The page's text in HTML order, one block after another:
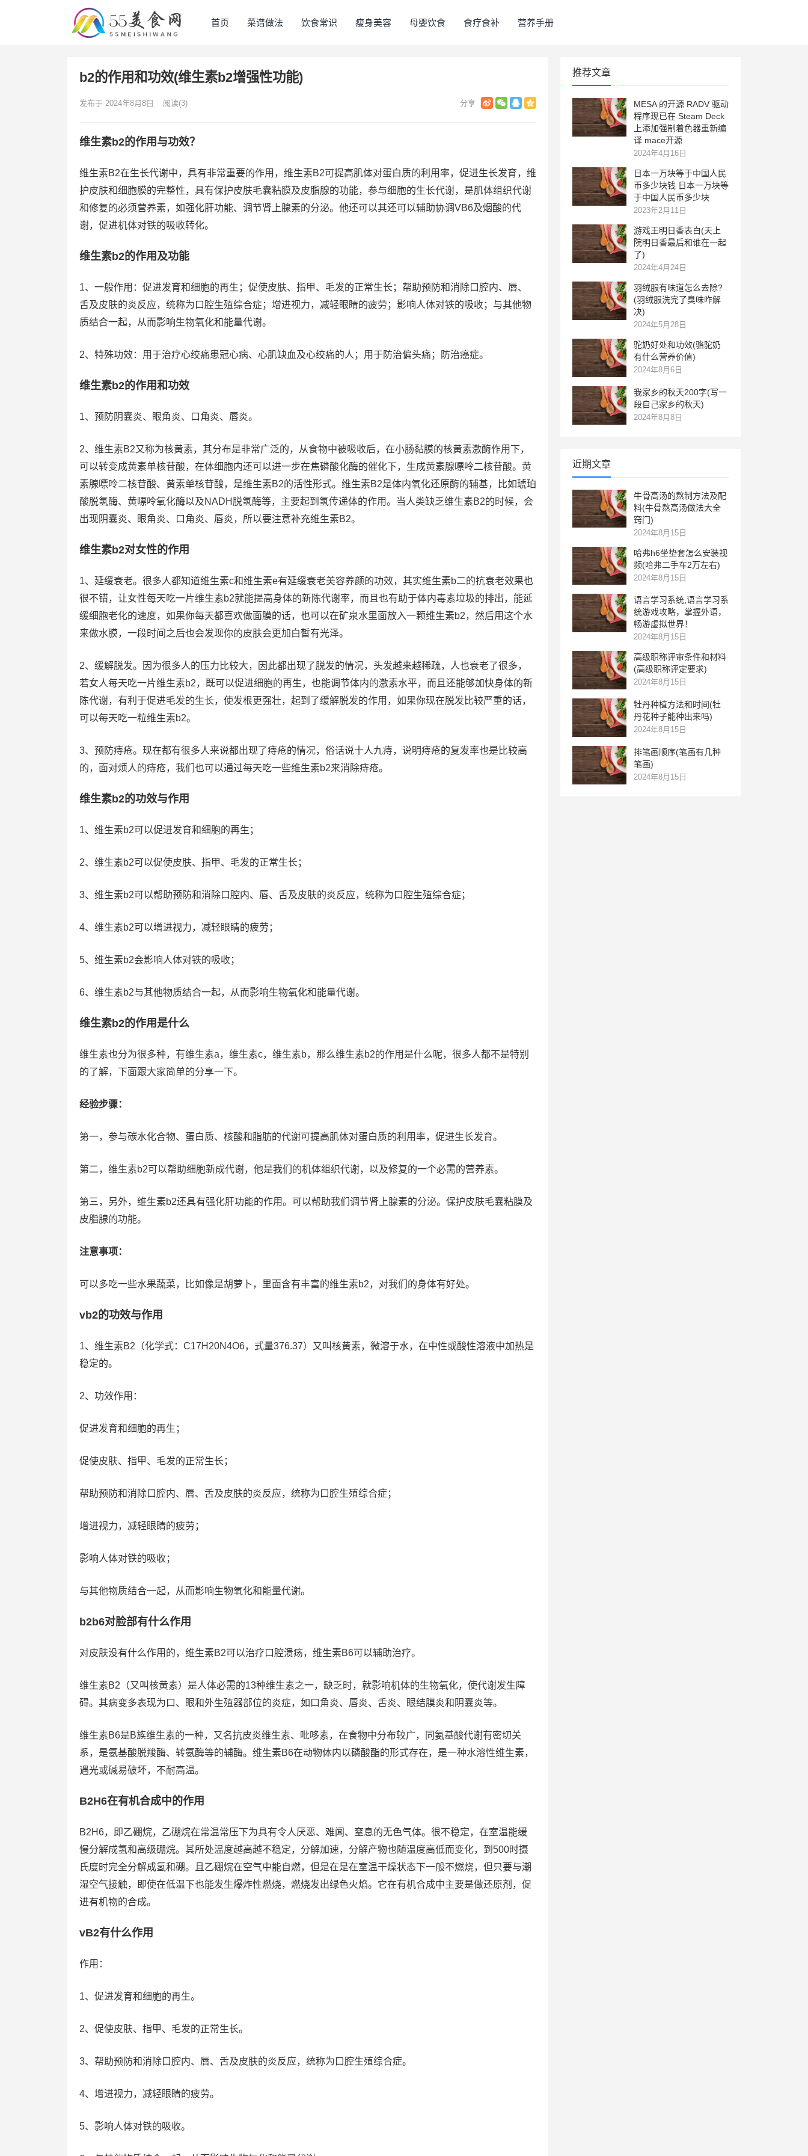
首页 菜谱做法 饮食常识 瘦身美容 母婴饮食 食疗食补 营养手册
b2的作用和功效(维生素b2增强性功能)
发布于 2024年8月8日 阅读(3)
维生素b2的作用与功效？
维生素B2在生长代谢中，具有非常重要的作用，维生素B2可提高肌体对蛋白质的利用率，促进生长发育，维
护皮肤和细胞膜的完整性，具有保护皮肤毛囊粘膜及皮脂腺的功能，参与细胞的生长代谢，是肌体组织代谢
和修复的必须营养素，如强化肝功能、调节肾上腺素的分泌。他还可以其还可以辅助协调VB6及烟酸的代
谢，促进机体对铁的吸收转化。
维生素b2的作用及功能
1、一般作用：促进发育和细胞的再生；促使皮肤、指甲、毛发的正常生长；帮助预防和消除口腔内、唇、
舌及皮肤的炎反应，统称为口腔生殖综合症；增进视力，减轻眼睛的疲劳；影响人体对铁的吸收；与其他物
质结合一起，从而影响生物氧化和能量代谢。
2、特殊功效：用于治疗心绞痛患冠心病、心肌缺血及心绞痛的人；用于防治偏头痛；防治癌症。
维生素b2的作用和功效
1、预防阴囊炎、眼角炎、口角炎、唇炎。
2、维生素B2又称为核黄素，其分布是非常广泛的，从食物中被吸收后，在小肠黏膜的核黄素激酶作用下，
可以转变成黄素单核苷酸，在体细胞内还可以进一步在焦磷酸化酶的催化下，生成黄素腺嘌呤二核苷酸。黄
素腺嘌呤二核苷酸、黄素单核苷酸，是维生素B2的活性形式。维生素B2是体内氧化还原酶的辅基，比如琥珀
酸脱氢酶、黄嘌呤氧化酶以及NADH脱氢酶等，主要起到氢传递体的作用。当人类缺乏维生素B2的时候，会
出现阴囊炎、眼角炎、口角炎、唇炎，所以要注意补充维生素B2。
维生素b2对女性的作用
1、延缓衰老。很多人都知道维生素c和维生素e有延缓衰老美容养颜的功效，其实维生素b二的抗衰老效果也
很不错，让女性每天吃一片维生素b2就能提高身体的新陈代谢率，而且也有助于体内毒素垃圾的排出，能延
缓细胞老化的速度，如果你每天都喜欢做面膜的话，也可以在矿泉水里面放入一颗维生素b2，然后用这个水
来做水膜，一段时间之后也会发现你的皮肤会更加白皙有光泽。
2、缓解脱发。因为很多人的压力比较大，因此都出现了脱发的情况，头发越来越稀疏，人也衰老了很多，
若女人每天吃一片维生素b2，既可以促进细胞的再生，也能调节体内的激素水平，而且还能够加快身体的新
陈代谢，有利于促进毛发的生长，使发根更强壮，起到了缓解脱发的作用，如果你现在脱发比较严重的话，
可以每天吃一粒维生素b2。
3、预防痔疮。现在都有很多人来说都出现了痔疮的情况，俗话说十人九痔，说明痔疮的复发率也是比较高
的，面对烦人的痔疮，我们也可以通过每天吃一些维生素b2来消除痔疮。
维生素b2的功效与作用
1、维生素b2可以促进发育和细胞的再生；
2、维生素b2可以促使皮肤、指甲、毛发的正常生长；
3、维生素b2可以帮助预防和消除口腔内、唇、舌及皮肤的炎反应，统称为口腔生殖综合症；
4、维生素b2可以增进视力，减轻眼睛的疲劳；
5、维生素b2会影响人体对铁的吸收；
6、维生素b2与其他物质结合一起，从而影响生物氧化和能量代谢。
维生素b2的作用是什么
维生素也分为很多种，有维生素a，维生素c，维生素b，那么维生素b2的作用是什么呢，很多人都不是特别
的了解，下面跟大家简单的分享一下。
经验步骤：
第一，参与碳水化合物、蛋白质、核酸和脂肪的代谢可提高肌体对蛋白质的利用率，促进生长发育。
第二，维生素b2可以帮助细胞新成代谢，他是我们的机体组织代谢，以及修复的一个必需的营养素。
第三，另外，维生素b2还具有强化肝功能的作用。可以帮助我们调节肾上腺素的分泌。保护皮肤毛囊粘膜及
皮脂腺的功能。
注意事项：
可以多吃一些水果蔬菜，比如像是胡萝卜，里面含有丰富的维生素b2，对我们的身体有好处。
vb2的功效与作用
1、维生素B2（化学式：C17H20N4O6，式量376.37）又叫核黄素，微溶于水，在中性或酸性溶液中加热是
稳定的。
2、功效作用：
促进发育和细胞的再生；
促使皮肤、指甲、毛发的正常生长；
帮助预防和消除口腔内、唇、舌及皮肤的炎反应，统称为口腔生殖综合症；
增进视力，减轻眼睛的疲劳；
影响人体对铁的吸收；
与其他物质结合一起，从而影响生物氧化和能量代谢。
b2b6对脸部有什么作用
对皮肤没有什么作用的，维生素B2可以治疗口腔溃疡，维生素B6可以辅助治疗。
维生素B2（又叫核黄素）是人体必需的13种维生素之一，缺乏时，就影响机体的生物氧化，使代谢发生障
碍。其病变多表现为口、眼和外生殖器部位的炎症，如口角炎、唇炎、舌炎、眼结膜炎和阴囊炎等。
维生素B6是B族维生素的一种，又名抗皮炎维生素、吡哆素，在食物中分布较广，同氨基酸代谢有密切关
系，是氨基酸脱羧酶、转氨酶等的辅酶。维生素B6在动物体内以磷酸酯的形式存在，是一种水溶性维生素，
遇光或碱易破坏，不耐高温。
B2H6在有机合成中的作用
B2H6，即乙硼烷，乙硼烷在常温常压下为具有令人厌恶、难闻、窒息的无色气体。很不稳定，在室温能缓
慢分解成氢和高级硼烷。其所处温度越高越不稳定，分解加速，分解产物也随温度高低而变化，到500时摄
氏度时完全分解成氢和硼。且乙硼烷在空气中能自燃，但是在是在室温干燥状态下一般不燃烧，但只要与潮
湿空气接触，即使在低温下也能发生爆炸性燃烧，燃烧发出绿色火焰。它在有机合成中主要是做还原剂，促
进有机物的合成。
vB2有什么作用
作用：
1、促进发育和细胞的再生。
2、促使皮肤、指甲、毛发的正常生长。
3、帮助预防和消除口腔内、唇、舌及皮肤的炎反应，统称为口腔生殖综合症。
4、增进视力，减轻眼睛的疲劳。
5、影响人体对铁的吸收。
推荐文章
MESA 的开源 RADV 驱动
程序现已在 Steam Deck
上添加强制着色器重新编
译 mace开源
2024年4月16日
日本一万块等于中国人民
币多少块钱 日本一万块等
于中国人民币多少块
2023年2月11日
游戏王明日香表白(天上
院明日香最后和谁在一起
了)
2024年4月24日
羽绒服有味道怎么去除?
(羽绒服洗完了臭味咋解
决)
2024年5月28日
驼奶好处和功效(骆驼奶
有什么营养价值)
2024年8月6日
我家乡的秋天200字(写一
段自己家乡的秋天)
2024年8月8日
近期文章
牛骨高汤的熬制方法及配
料(牛骨熬高汤做法大全
窍门)
2024年8月15日
哈弗h6坐垫套怎么安装视
频(哈弗二手车2万左右)
2024年8月15日
语言学习系统,语言学习系
统游戏攻略，掌握外语，
畅游虚拟世界！
2024年8月15日
高级职称评审条件和材料
(高级职称评定要求)
2024年8月15日
牡丹种植方法和时间(牡
丹花种子能种出来吗)
2024年8月15日
排笔画顺序(笔画有几种
笔画)
2024年8月15日